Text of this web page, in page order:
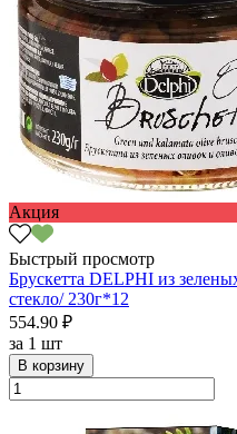
Акция
Быстрый просмотр
Брускетта DELPHI из
стекло/ 230г*12
554.90 ₽
за 1 шт
В корзину